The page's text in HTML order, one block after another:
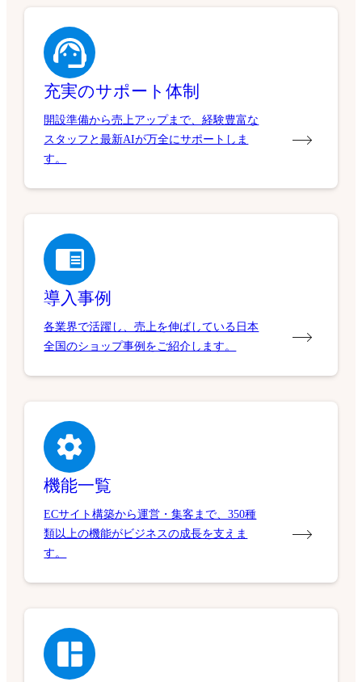
充実のサポート体制
開設準備から売上アップまで、経験豊富な
スタッフと最新AIが万全にサポートしま
す。
導入事例
各業界で活躍し、売上を伸ばしている日本
全国のショップ事例をご紹介します。
機能一覧
ECサイト構築から運営・集客まで、350種
類以上の機能がビジネスの成長を支えま
す。